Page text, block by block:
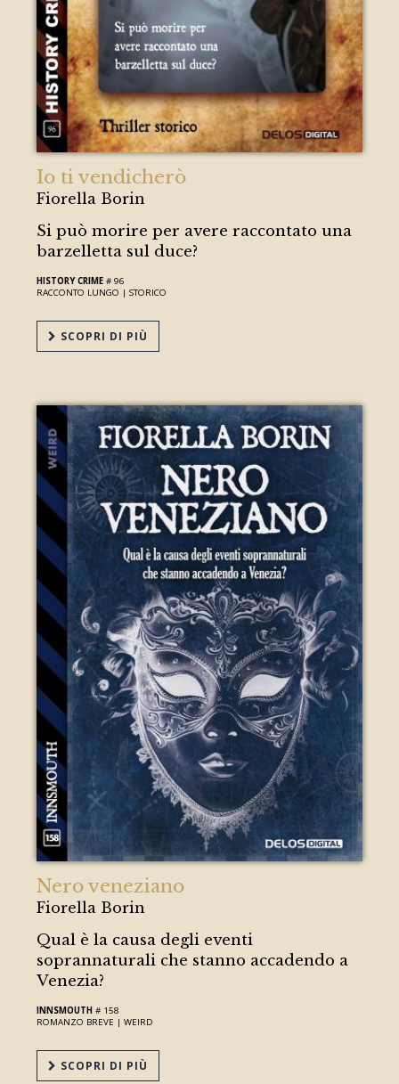
Io ti vendicherò
Fiorella Borin
Si può morire per avere raccontato una
barzelletta sul duce?
HISTORY CRIME # 96
RACCONTO LUNGO |STORICO
SCOPRI DI PIÙ
Nero veneziano
Fiorella Borin
Qual è la causa degli eventi
soprannaturali che stanno accadendo a
Venezia?
INNSMOUTH # 158
ROMANZO BREVE |WEIRD
SCOPRI DI PIÙ